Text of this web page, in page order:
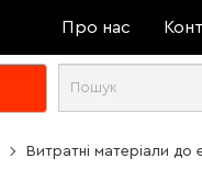
Про нас
Витратні матеріали до